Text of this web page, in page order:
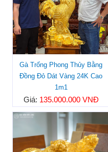
Gà Trống Phong Thủy Bằng
Đồng Đỏ Dát Vàng 24K Cao
1m1
Giá: 135.000.000 VNĐ